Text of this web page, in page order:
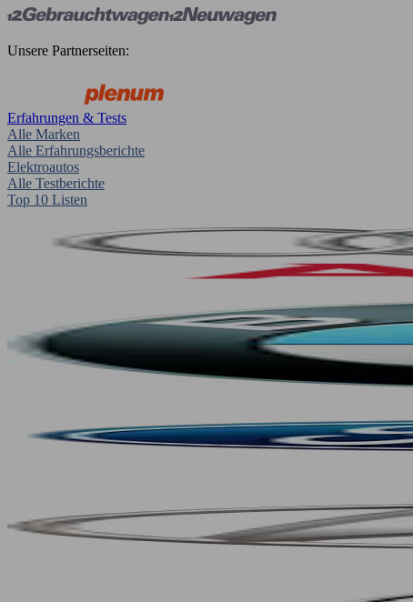
Unsere Partnerseiten:
Erfahrungen & Tests
Alle Marken
Alle Erfahrungsberichte
Elektroautos
Alle Testberichte
Top 10 Listen